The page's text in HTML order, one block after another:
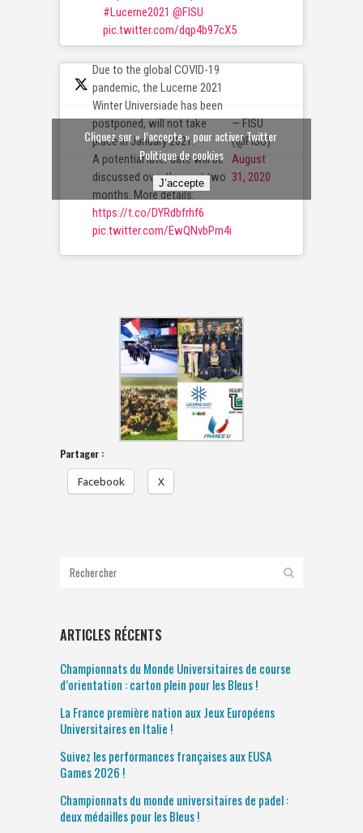
#Lucerne2021 @FISU
pic.twitter.com/dqp4b97cX5
Due to the global COVID-19
pandemic, the Lucerne 2021
Winter Universiade has been
postponed, will not take
place in January 2021.
A potential later date will be
discussed over the next two
months. More details:
https://t.co/DYRdbfrhf6
pic.twitter.com/EwQNvbPm4i
— FISU
(@FISU)
August
31, 2020
Cliquez sur « J’accepte » pour activer Twitter
Politique de cookies
J’accepte
Partager :
Facebook X
ARTICLES RÉCENTS
Championnats du Monde Universitaires de course
d’orientation : carton plein pour les Bleus !
La France première nation aux Jeux Européens
Universitaires en Italie !
Suivez les performances françaises aux EUSA
Games 2026 !
Championnats du monde universitaires de padel :
deux médailles pour les Bleus !